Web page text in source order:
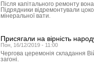
Після капітального ремонту
Підрядники відремонтували
мінеральної вати.
Присягали на вірність
Пон, 16/12/2019 - 11:00
Чергова церемонія складання
загоні.